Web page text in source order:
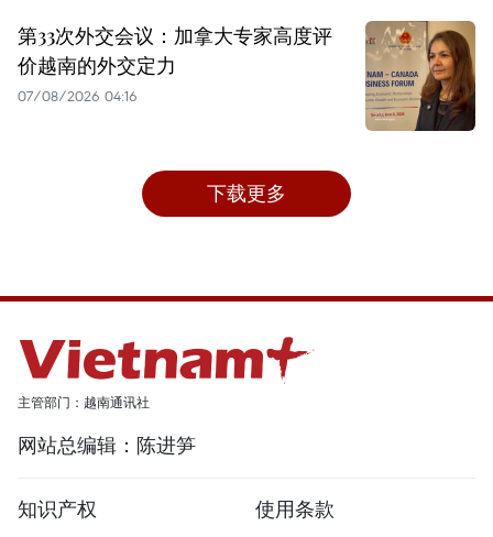
第33次外交会议：加拿大专家高度评
价越南的外交定力
07/08/2026 04:16
下载更多
主管部门：越南通讯社
网站总编辑：陈进笋
知识产权
使用条款